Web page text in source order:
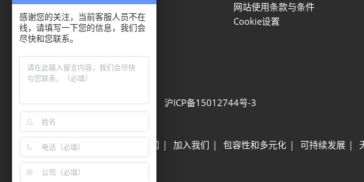
021-2231 7259
网站使用条款与条件
Cookie设置
隐私选项
隐私政策 Cookie政策
展会信息
可持续发展 网站地图 沪ICP备15012744号-3
其他励展展会 励展新闻 加入我们 包容性和多元化 可持续发展
感谢您的关注，当前客服人员不在
线，请填写一下您的信息，我们会
尽快和您联系。